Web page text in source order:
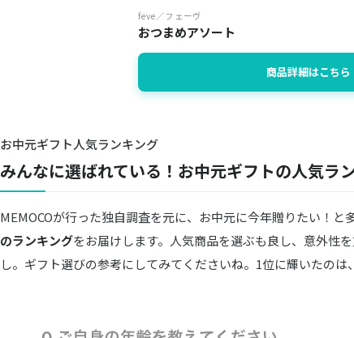
feve／フェーヴ
おつまめアソート
商品詳細はこちら
お中元ギフト人気ランキング
みんなに選ばれている！お中元ギフトの人気ラ
MEMOCOが行った独自調査を元に、お中元に今年贈りたい！と
のランキングをお届けします。人気商品を選ぶも良し、意外性
し。ギフト選びの参考にしてみてくださいね。1位に輝いたのは